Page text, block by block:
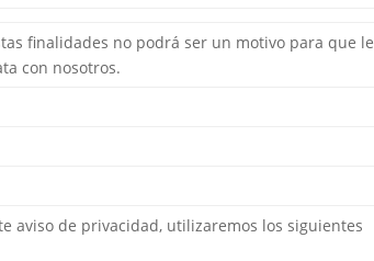
finalidades no podrá ser un motivo para que le
con nosotros.
aviso de privacidad, utilizaremos los siguientes